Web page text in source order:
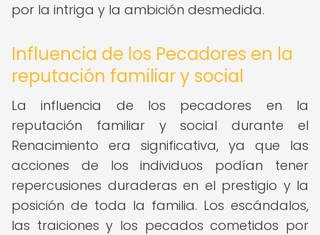
por la intriga y la ambición desmedida.
Influencia de los Pecadores en la
reputación familiar y social
La influencia de los pecadores en la
reputación familiar y social durante el
Renacimiento era significativa, ya que las
acciones de los individuos podían tener
repercusiones duraderas en el prestigio y la
posición de toda la familia. Los escándalos,
las traiciones y los pecados cometidos por